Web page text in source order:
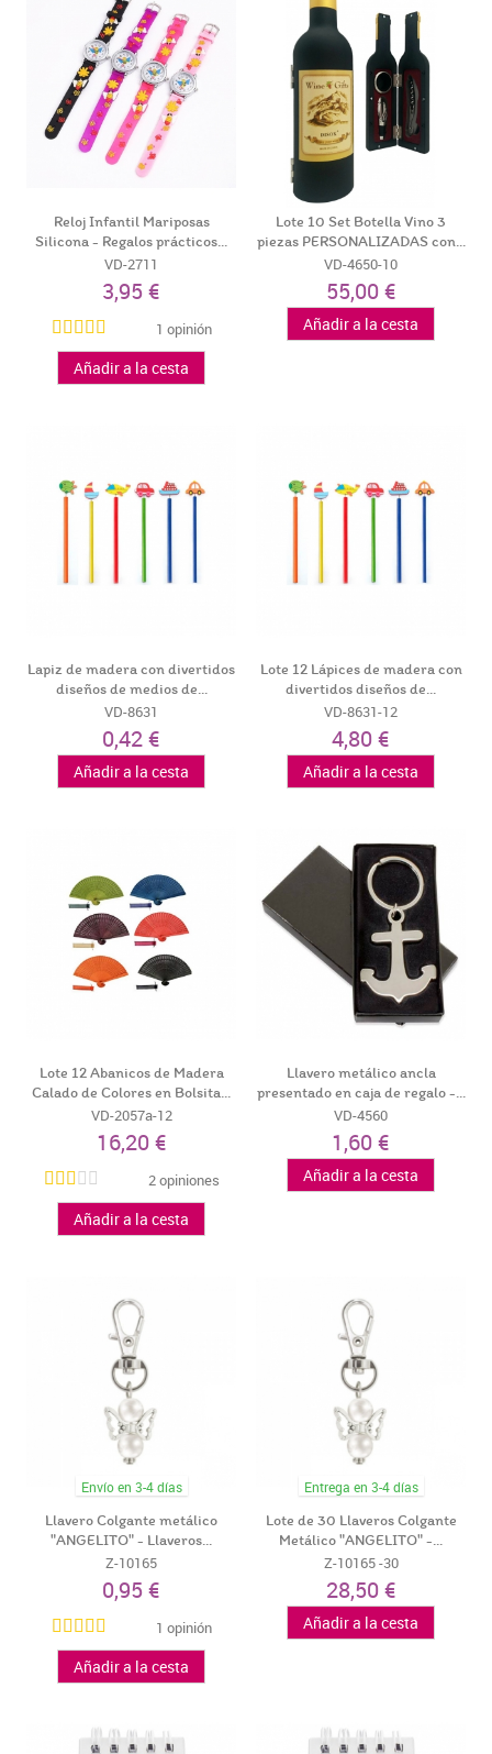
Reloj Infantil Mariposas
Silicona - Regalos prácticos...
VD-2711
3,95 €
1 opinión
Añadir a la cesta
Lote 10 Set Botella Vino 3
piezas PERSONALIZADAS con...
VD-4650-10
55,00 €
Añadir a la cesta
Lapiz de madera con divertidos
diseños de medios de...
VD-8631
0,42 €
Añadir a la cesta
Lote 12 Lápices de madera con
divertidos diseños de...
VD-8631-12
4,80 €
Añadir a la cesta
Lote 12 Abanicos de Madera
Calado de Colores en Bolsita...
VD-2057a-12
16,20 €
2 opiniones
Añadir a la cesta
Llavero metálico ancla
presentado en caja de regalo -...
VD-4560
1,60 €
Añadir a la cesta
Envío en 3-4 días
Llavero Colgante metálico
"ANGELITO" - Llaveros...
Z-10165
0,95 €
1 opinión
Añadir a la cesta
Entrega en 3-4 días
Lote de 30 Llaveros Colgante
Metálico "ANGELITO" -...
Z-10165 -30
28,50 €
Añadir a la cesta